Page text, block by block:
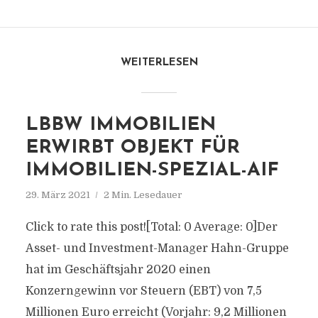
WEITERLESEN
LBBW IMMOBILIEN
ERWIRBT OBJEKT FÜR
IMMOBILIEN-SPEZIAL-AIF
29. März 2021 2 Min. Lesedauer
Click to rate this post![Total: 0 Average: 0]Der
Asset- und Investment-Manager Hahn-Gruppe
hat im Geschäftsjahr 2020 einen
Konzerngewinn vor Steuern (EBT) von 7,5
Millionen Euro erreicht (Vorjahr: 9,2 Millionen